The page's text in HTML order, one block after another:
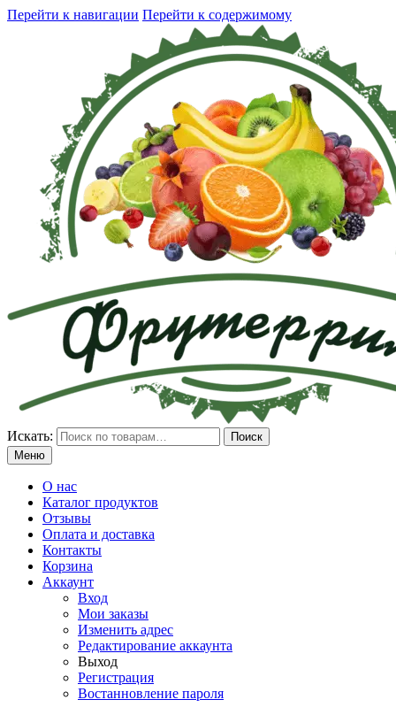
Перейти к навигации Перейти к содержимому
Искать:
Поиск
Меню
О нас
Каталог продуктов
Отзывы
Оплата и доставка
Контакты
Корзина
Аккаунт
Вход
Мои заказы
Изменить адрес
Редактирование аккаунта
Выход
Регистрация
Востанновление пароля